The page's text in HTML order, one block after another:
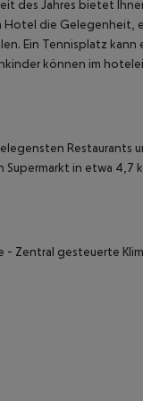
des Jahres bietet
die Gelegenheit,
Ein Tennisplatz
können im
Restaurants
Supermarkt in etwa 4,7
Zentral gesteuerte